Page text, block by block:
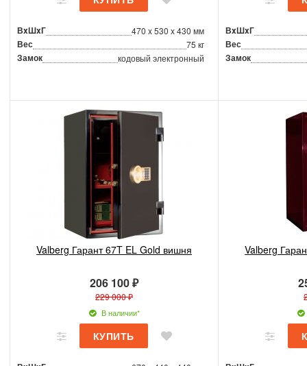
ВxШxГ 470 x 530 x 430 мм
Вес 75 кг
Замок кодовый электронный
ВxШxГ
Вес
Замок
Valberg Гарант 67T EL Gold вишня
206 100 ₽
229 000 ₽
В наличии*
Valberg